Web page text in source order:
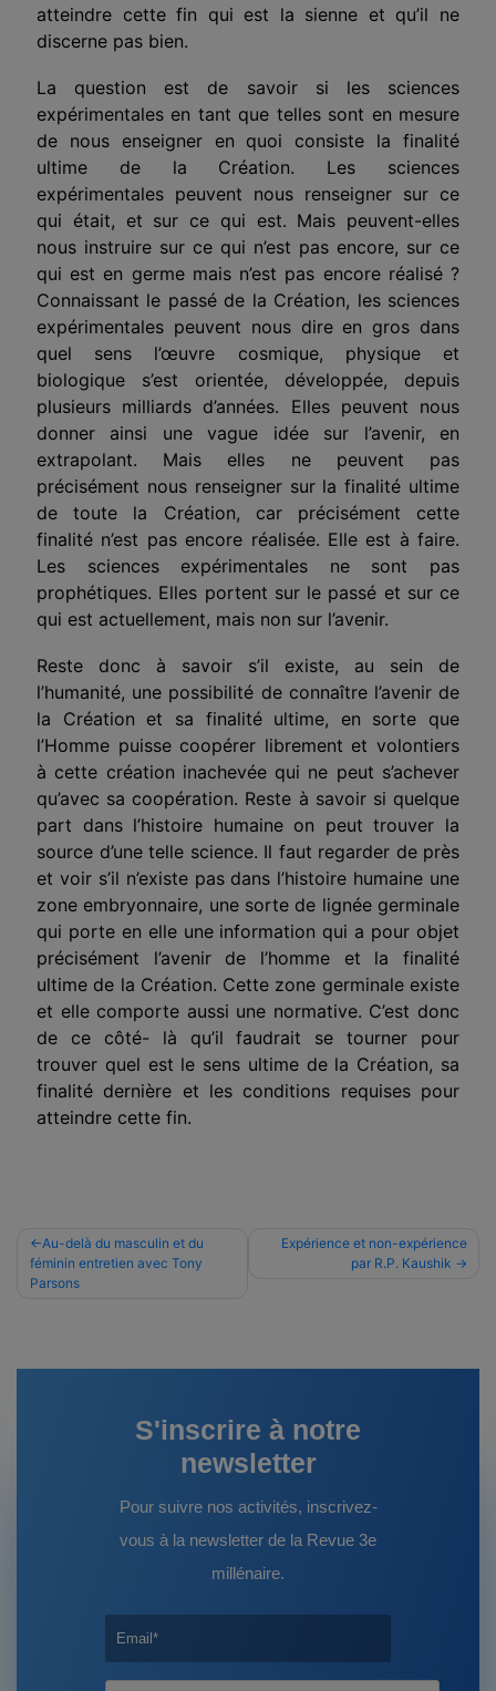
atteindre cette fin qui est la sienne et qu’il ne
discerne pas bien.
La question est de savoir si les sciences
expérimentales en tant que telles sont en mesure
de nous enseigner en quoi consiste la finalité
ultime de la Création. Les sciences
expérimentales peuvent nous renseigner sur ce
qui était, et sur ce qui est. Mais peuvent-elles
nous instruire sur ce qui n’est pas encore, sur ce
qui est en germe mais n’est pas encore réalisé ?
Connaissant le passé de la Création, les sciences
expérimentales peuvent nous dire en gros dans
quel sens l’œuvre cosmique, physique et
biologique s’est orientée, développée, depuis
plusieurs milliards d’années. Elles peuvent nous
donner ainsi une vague idée sur l’avenir, en
extrapolant. Mais elles ne peuvent pas
précisément nous renseigner sur la finalité ultime
de toute la Création, car précisément cette
finalité n’est pas encore réalisée. Elle est à faire.
Les sciences expérimentales ne sont pas
prophétiques. Elles portent sur le passé et sur ce
qui est actuellement, mais non sur l’avenir.
Reste donc à savoir s’il existe, au sein de
l’humanité, une possibilité de connaître l’avenir de
la Création et sa finalité ultime, en sorte que
l’Homme puisse coopérer librement et volontiers
à cette création inachevée qui ne peut s’achever
qu’avec sa coopération. Reste à savoir si quelque
part dans l’histoire humaine on peut trouver la
source d’une telle science. Il faut regarder de près
et voir s’il n’existe pas dans l’histoire humaine une
zone embryonnaire, une sorte de lignée germinale
qui porte en elle une information qui a pour objet
précisément l’avenir de l’homme et la finalité
ultime de la Création. Cette zone germinale existe
et elle comporte aussi une normative. C’est donc
de ce côté- là qu’il faudrait se tourner pour
trouver quel est le sens ultime de la Création, sa
finalité dernière et les conditions requises pour
atteindre cette fin.
Navigation
de
Au-delà du masculin et du
féminin entretien avec Tony
Parsons
Expérience et non-expérience
par R.P. Kaushik
S'inscrire à notre
newsletter
Pour suivre nos activités, inscrivez-
vous à la newsletter de la Revue 3e
millénaire.